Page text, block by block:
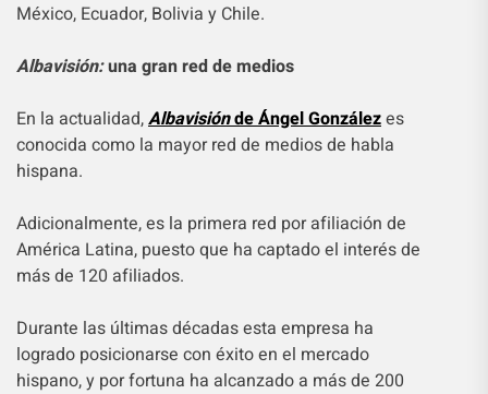
México, Ecuador, Bolivia y Chile.
Albavisión:una gran red de medios
En la actualidad,Albavisiónde Ángel Gonzálezes
conocida como la mayor red de medios de habla
hispana.
Adicionalmente, es la primera red por afiliación de
América Latina, puesto que ha captado el interés de
más de 120 afiliados.
Durante las últimas décadas esta empresa ha
logrado posicionarse con éxito en el mercado
hispano, y por fortuna ha alcanzado a más de 200